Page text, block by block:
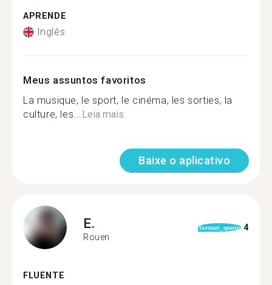
APRENDE
Inglês
Meus assuntos favoritos
La musique, le sport, le cinéma, les sorties, la
culture, les...Leia mais
Baixe o aplicativo
E.
Rouen
format_quote 4
FLUENTE